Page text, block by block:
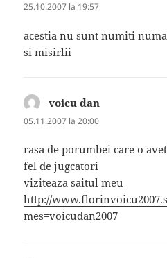
25.10.2007 la 19:57
acestia nu sunt numiti
si misirlii
voicu dan
05.11.2007 la 20:00
rasa de porumbei care o
fel de jugcatori
viziteaza saitul meu
http://
mes=voicudan2007